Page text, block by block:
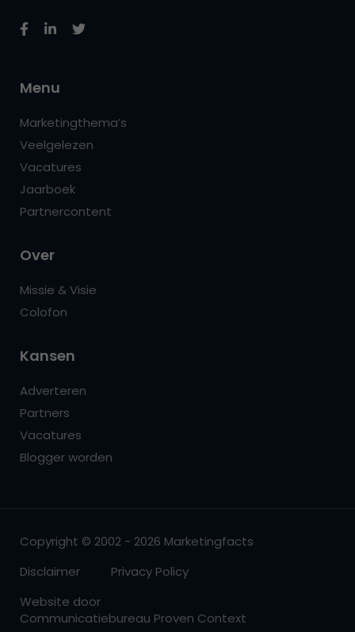
Menu
Marketingthema’s
Veelgelezen
Vacatures
Jaarboek
Partnercontent
Over
Missie & Visie
Colofon
Kansen
Adverteren
Partners
Vacatures
Blogger worden
Copyright © 2002 - 2026 Marketingfacts
Disclaimer
Privacy Policy
Website door
Communicatiebureau Proven Context